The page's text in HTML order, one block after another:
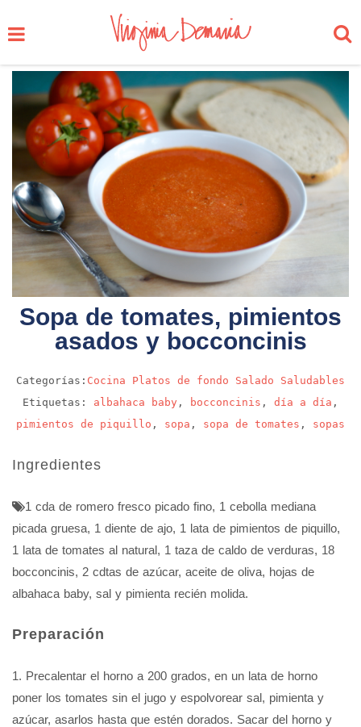
Sopa de tomates, pimientos
asados y bocconcinis
Categorías: Cocina Platos de fondo Salado
Saludables
Etiquetas: albahaca baby , bocconcinis , día a día ,
pimientos de piquillo , sopa , sopa de tomates , sopas
Ingredientes
1 cda de romero fresco picado fino, 1 cebolla mediana
picada gruesa, 1 diente de ajo, 1 lata de pimientos de piquillo,
1 lata de tomates al natural, 1 taza de caldo de verduras, 18
bocconcinis, 2 cdtas de azúcar, aceite de oliva, hojas de
albahaca baby, sal y pimienta recién molida.
Preparación
1. Precalentar el horno a 200 grados, en un lata de horno
poner los tomates sin el jugo y espolvorear sal, pimienta y
azúcar, asarlos hasta que estén dorados. Sacar del horno y